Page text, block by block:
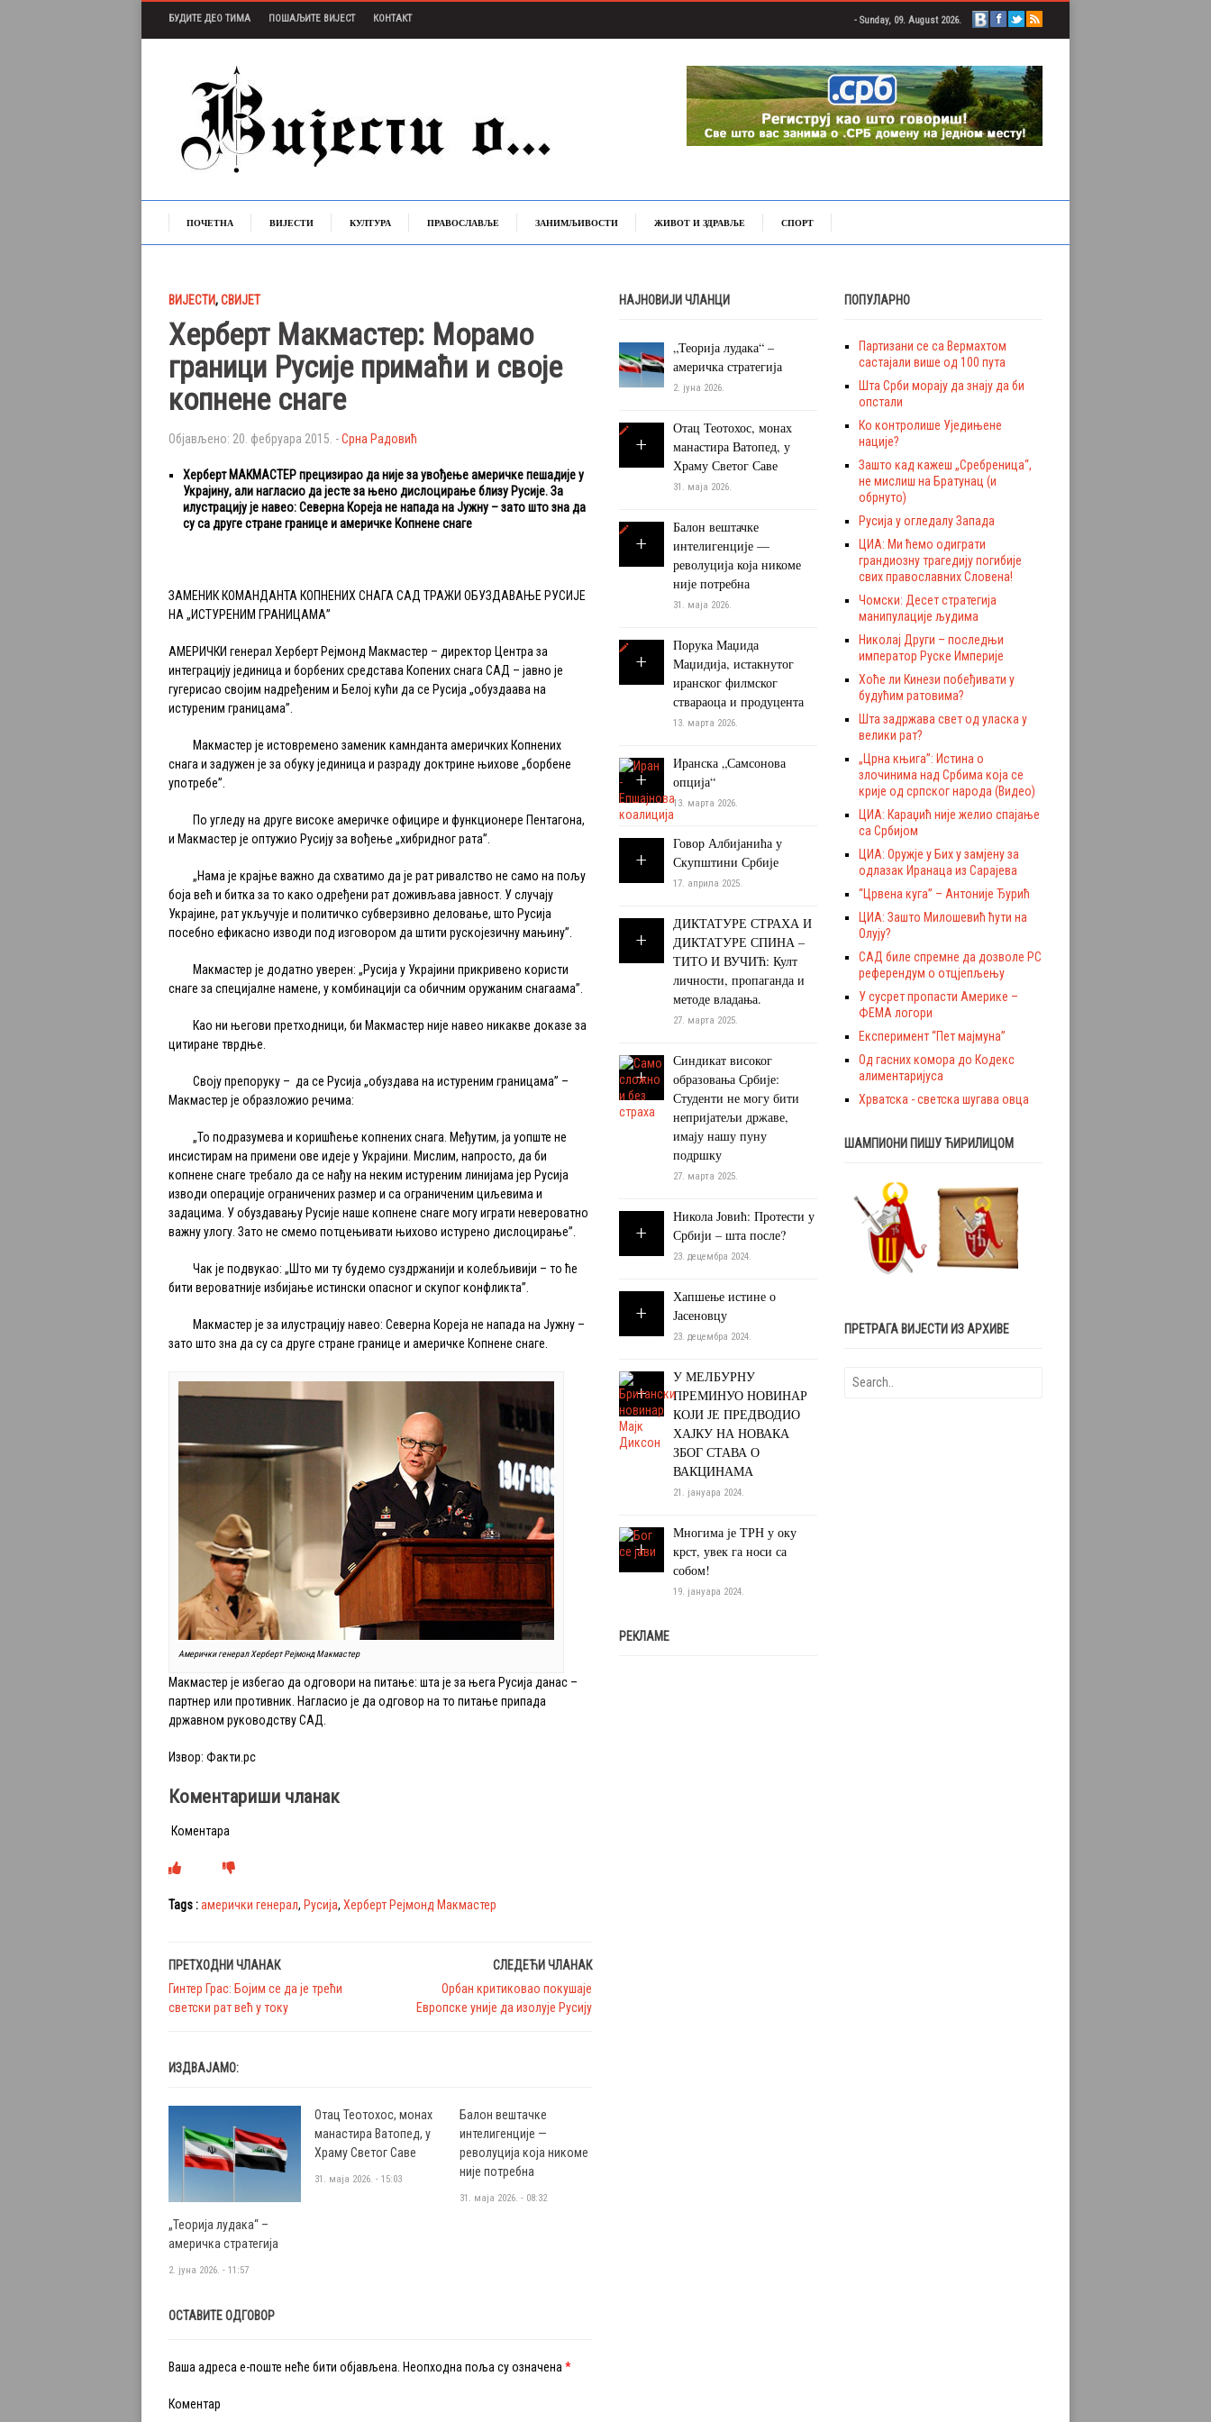
БУДИТЕ ДЕО ТИМА ПОШАЉИТЕ ВИЈЕСТ КОНТАКТ - Sunday, 09. August 2026.
ПОЧЕТНА ВИЈЕСТИ КУЛТУРА ПРАВОСЛАВЉЕ ЗАНИМЉИВОСТИ ЖИВОТ И ЗДРАВЉЕ СПОРТ
ВИЈЕСТИ,СВИЈЕТ
Херберт Макмастер: Морамо
граници Русије примаћи и своје
копнене снаге
Објављено: 20. фебруара 2015. -Срна Радовић
Херберт МАКМАСТЕР прецизирао да није за увођење америчке пешадије у
Украјину, али нагласио да јесте за њено дислоцирање близу Русије. За
илустрацију је навео: Северна Кореја не напада на Јужну – зато што зна да
су са друге стране границе и америчке Копнене снаге
ЗАМЕНИК КОМАНДАНТА КОПНЕНИХ СНАГА САД ТРАЖИ ОБУЗДАВАЊЕ РУСИЈЕ
НА „ИСТУРЕНИМ ГРАНИЦАМА”
АМЕРИЧКИ генерал Херберт Рејмонд Макмастер – директор Центра за
интеграцију јединица и борбених средстава Копених снага САД – јавно је
гугерисао својим надређеним и Белој кући да се Русија „обуздаава на
истуреним границама”.
Макмастер је истовремено заменик камнданта америчких Копнених
снага и задужен је за обуку јединица и разраду доктрине њихове „борбене
употребе”.
По угледу на друге високе америчке официре и функционере Пентагона,
и Макмастер је оптужио Русију за вођење „хибридног рата”.
„Нама је крајње важно да схватимо да је рат ривалство не само на пољу
боја већ и битка за то како одређени рат доживљава јавност. У случају
Украјине, рат укључује и политичко субверзивно деловање, што Русија
посебно ефикасно изводи под изговором да штити рускојезичну мањину”.
Макмастер је додатно уверен: „Русија у Украјини прикривено користи
снаге за специјалне намене, у комбинацији са обичним оружаним снагаама”.
Као ни његови претходници, би Макмастер није навео никакве доказе за
цитиране тврдње.
Своју препоруку – да се Русија „обуздава на истуреним границама” –
Макмастер је образложио речима:
„То подразумева и коришћење копнених снага. Међутим, ја уопште не
инсистирам на примени ове идеје у Украјини. Мислим, напросто, да би
копнене снаге требало да се нађу на неким истуреним линијама јер Русија
изводи операције ограничених размер и са ограниченим циљевима и
задацима. У обуздавању Русије наше копнене снаге могу играти невероватно
важну улогу. Зато не смемо потцењивати њихово истурено дислоцирање”.
Чак је подвукао: „Што ми ту будемо суздржанији и колебљивији – то ће
бити вероватније избијање истински опасног и скупог конфликта”.
Макмастер је за илустрацију навео: Северна Кореја не напада на Јужну –
зато што зна да су са друге стране границе и америчке Копнене снаге.
Амерички генерал Херберт Рејмонд Макмастер
Макмастер је избегао да одговори на питање: шта је за њега Русија данас –
партнер или противник. Нагласио је да одговор на то питање припада
државном руководству САД.
Извор: Факти.рс
Коментариши чланак
Коментара
Tags :амерички генерал, Русија, Херберт Рејмонд Макмастер
ПРЕТХОДНИ ЧЛАНАК
Гинтер Грас: Бојим се да је трећи
светски рат већ у току
СЛЕДЕЋИ ЧЛАНАК
Орбан критиковао покушаје
Европске уније да изолује Русију
ИЗДВАЈАМО:
„Теорија лудака“ –
америчка стратегија
2. јуна 2026. - 11:57
Отац Теотохос, монах
манастира Ватопед, у
Храму Светог Саве
31. маја 2026. - 15:03
Балон вештачке
интелигенције —
револуција која никоме
није потребна
31. маја 2026. - 08:32
ОСТАВИТЕ ОДГОВОР
Ваша адреса е-поште неће бити објављена. Неопходна поља су означена *
Коментар
НАЈНОВИЈИ ЧЛАНЦИ
„Теорија лудака“ –
америчка стратегија
2. јуна 2026.
Отац Теотохос, монах
манастира Ватопед, у
Храму Светог Саве
31. маја 2026.
Балон вештачке
интелигенције —
револуција која никоме
није потребна
31. маја 2026.
Порука Маџида
Маџидија, истакнутог
иранског филмског
ствараоца и продуцента
13. марта 2026.
Иранска „Самсонова
опција“
13. марта 2026.
Говор Албијанића у
Скупштини Србије
17. априла 2025.
ДИКТАТУРЕ СТРАХА И
ДИКТАТУРЕ СПИНА –
ТИТО И ВУЧИЋ: Култ
личности, пропаганда и
методе владања.
27. марта 2025.
Синдикат високог
образовања Србије:
Студенти не могу бити
непријатељи државе,
имају нашу пуну
подршку
27. марта 2025.
Никола Јовић: Протести у
Србији – шта после?
23. децембра 2024.
Хапшење истине о
Јасеновцу
23. децембра 2024.
У МЕЛБУРНУ
ПРЕМИНУО НОВИНАР
КОЈИ ЈЕ ПРЕДВОДИО
ХАЈКУ НА НОВАКА
ЗБОГ СТАВА О
ВАКЦИНАМА
21. јануара 2024.
Многима је ТРН у оку
крст, увек га носи са
собом!
19. јануара 2024.
РЕКЛАМЕ
ПОПУЛАРНО
Партизани се са Вермахтом
састајали више од 100 пута
Шта Срби морају да знају да би
опстали
Ко контролише Уједињене
нације?
Зашто кад кажеш „Сребреница“,
не мислиш на Братунац (и
обрнуто)
Русија у огледалу Запада
ЦИА: Ми ћемо одиграти
грандиозну трагедију погибије
свих православних Словена!
Чомски: Десет стратегија
манипулације људима
Николај Други – последњи
император Руске Империје
Хоће ли Кинези побеђивати у
будућим ратовима?
Шта задржава свет од уласка у
велики рат?
„Црна књига”: Истина о
злочинима над Србима која се
крије од српског народа (Видео)
ЦИА: Караџић није желио спајање
са Србијом
ЦИА: Оружје у Бих у замјену за
одлазак Иранаца из Сарајева
“Црвена куга” – Антоније Ђурић
ЦИА: Зашто Милошевић ћути на
Олују?
САД биле спремне да дозволе РС
референдум о отцјепљењу
У сусрет пропасти Америке –
ФЕМА логори
Експеримент “Пет мајмуна”
Од гасних комора до Кодекс
алиментаријуса
Хрватска - светска шугава овца
ШАМПИОНИ ПИШУ ЋИРИЛИЦОМ
ПРЕТРАГА ВИЈЕСТИ ИЗ АРХИВЕ